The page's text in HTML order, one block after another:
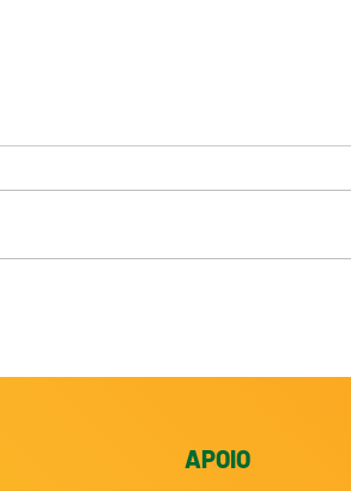
APOIO